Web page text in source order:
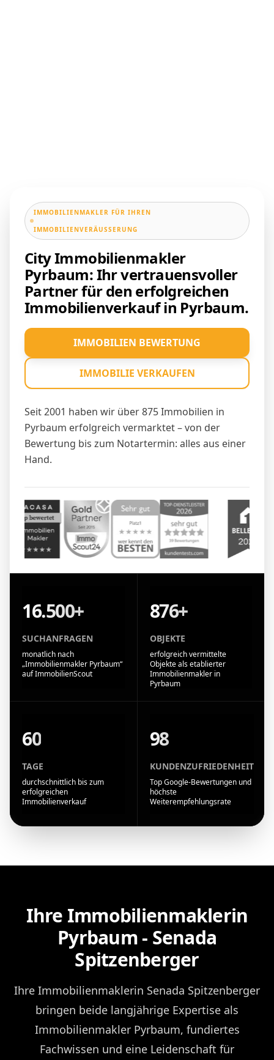
IMMOBILIENMAKLER FÜR IHREN
IMMOBILIENVERÄUSSERUNG
City Immobilienmakler
Pyrbaum: Ihr vertrauensvoller
Partner für den erfolgreichen
Immobilienverkauf in Pyrbaum.
Seit 2001 haben wir über 875 Immobilien in
Pyrbaum erfolgreich vermarktet – von der
Bewertung bis zum Notartermin: alles aus einer
Hand.
IMMOBILIEN BEWERTUNG
IMMOBILIE VERKAUFEN
16.500+
SUCHANFRAGEN
monatlich nach
„Immobilienmakler Pyrbaum“
auf ImmobilienScout
876+
OBJEKTE
erfolgreich vermittelte
Objekte als etablierter
Immobilienmakler in
Pyrbaum
60
TAGE
durchschnittlich bis zum
erfolgreichen
Immobilienverkauf
98
KUNDENZUFRIEDENHEIT
Top Google-Bewertungen und
höchste
Weiterempfehlungsrate
Ihre Immobilienmaklerin
Pyrbaum - Senada
Spitzenberger
Ihre Immobilienmaklerin Senada Spitzenberger
bringen beide langjährige Expertise als
Immobilienmakler Pyrbaum, fundiertes
Fachwissen und eine Leidenschaft für